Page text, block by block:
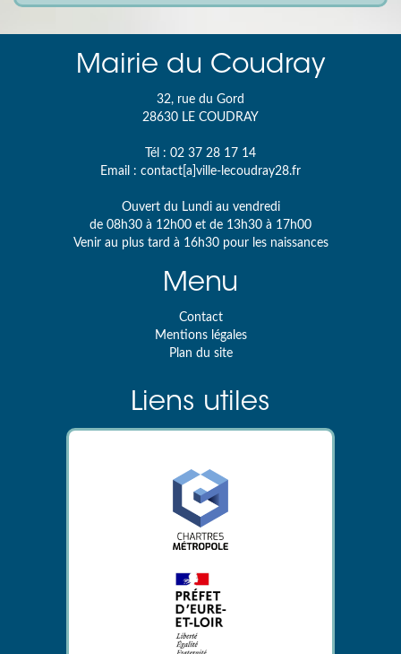
Mairie du Coudray
32, rue du Gord
28630 LE COUDRAY
Tél : 02 37 28 17 14
Email : contact[a]ville-lecoudray28.fr
Ouvert du Lundi au vendredi
de 08h30 à 12h00 et de 13h30 à 17h00
Venir au plus tard à 16h30 pour les naissances
Menu
Contact
Mentions légales
Plan du site
Liens utiles